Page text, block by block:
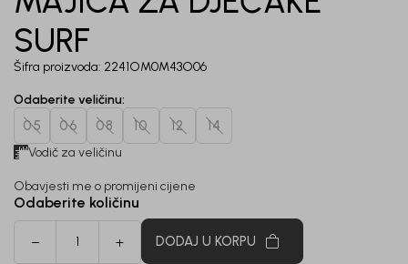
SURF
Šifra proizvoda: 2241OM0M43O06
Odaberite veličinu:
05 06 08 10 12 14
Vodič za veličinu
Obavjesti me o promijeni cijene
Odaberite količinu
DODAJ U KORPU